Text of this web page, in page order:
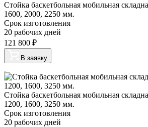
Стойка баскетбольная мобильная
1600, 2000, 2250 мм.
Срок изготовления
20 рабочих дней
121 800 ₽
В заявку
Стойка баскетбольная мобильная
1200, 1600, 3250 мм.
Срок изготовления
20 рабочих дней